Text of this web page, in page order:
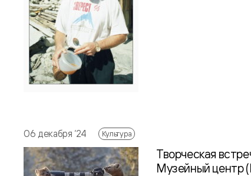
06 декабря ‘24 Культура
Творческая
Музейный центр